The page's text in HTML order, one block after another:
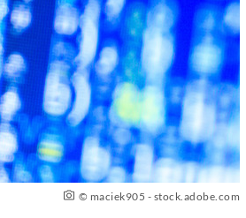
© maciek905 - stock.adobe.com